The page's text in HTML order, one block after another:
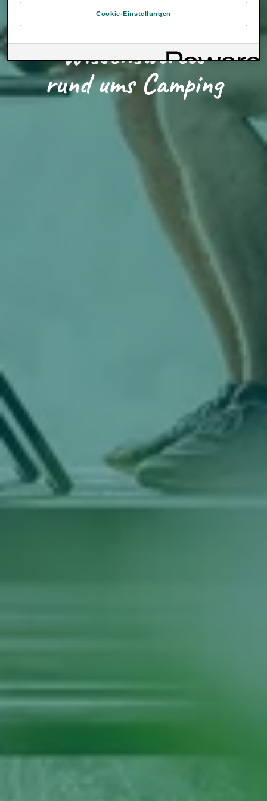
Wissenswertes
rund ums Camping
Loading...
Inter Auto GmbH & Co KG. Nähere Informationen über Cookies
finden Sie in der Cookie-Richtlinie oder in den Cookie-
Einstellungen. Sie finden die Cookie-Einstellungen am Ende der
einen von uns personalisierten Link auf unsere Website gelangen,
können Ihre erzeugten Daten, sofern Sie dem explizit zugestimmt
(„Cookies mit Marketingzwecke“) haben, von Ihrem zugeordneten
Händler bzw. im Falle eines Porsche Betriebs, Porsche Inter Auto
GmbH & Co KG, eingesehen werden.
Cookie-Einstellungen